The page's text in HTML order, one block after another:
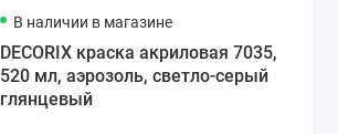
В наличии в магазине
DECORIX краска акриловая 7035,
520 мл, аэрозоль, светло-серый
глянцевый